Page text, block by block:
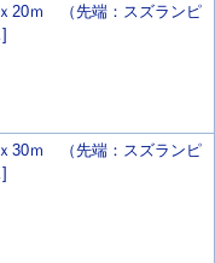
20ｍ （先端：スズランピ
30ｍ （先端：スズランピ